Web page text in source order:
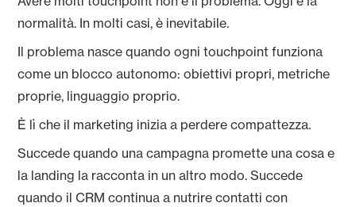
normalità. In molti casi, è inevitabile.
Il problema nasce quando ogni touchpoint funziona
come un blocco autonomo: obiettivi propri, metriche
proprie, linguaggio proprio.
È lì che il marketing inizia a perdere compattezza.
Succede quando una campagna promette una cosa e
la landing la racconta in un altro modo. Succede
quando il CRM continua a nutrire contatti con